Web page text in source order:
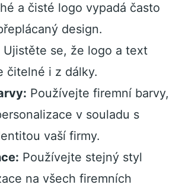
a čisté logo vypadá často
design.
Ujistěte se, že logo a text
čitelné i z dálky.
Používejte firemní barvy,
v souladu s
vaší firmy.
Používejte stejný styl
na všech firemních